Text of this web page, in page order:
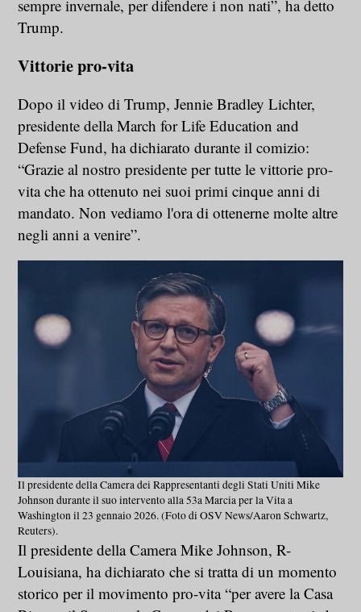
sempre invernale, per difendere i non nati”, ha detto
Trump.
Vittorie pro-vita
Dopo il video di Trump, Jennie Bradley Lichter,
presidente della March for Life Education and
Defense Fund, ha dichiarato durante il comizio:
“Grazie al nostro presidente per tutte le vittorie pro-
vita che ha ottenuto nei suoi primi cinque anni di
mandato. Non vediamo l'ora di ottenerne molte altre
negli anni a venire”.
Il presidente della Camera dei Rappresentanti degli Stati Uniti Mike
Johnson durante il suo intervento alla 53a Marcia per la Vita a
Washington il 23 gennaio 2026. (Foto di OSV News/Aaron Schwartz,
Reuters).
Il presidente della Camera Mike Johnson, R-
Louisiana, ha dichiarato che si tratta di un momento
storico per il movimento pro-vita “per avere la Casa